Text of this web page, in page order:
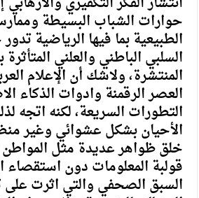
حوارات الشباب البسيطة
الطبيعية بما فيها الرياضية
السلبي الباطني والعلني المتأثرة
المنتشرة، ولاشك أن الإعلام
العصر الرقمنة وادوات الذكاء
التطورات السريعة، لكنه اتجه
الأحيان بشكل عشوائي وغير
خلق ظواهر عديدة مثل
قولبة المعلومات دون
السبق الصحفي والتي اثرت